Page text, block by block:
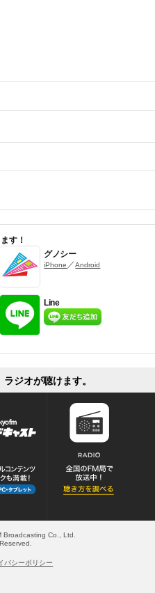
す！
グノシー
iPhone ／Android
Line
ジオが聴けます。
Co., Ltd.
バシーポリシー